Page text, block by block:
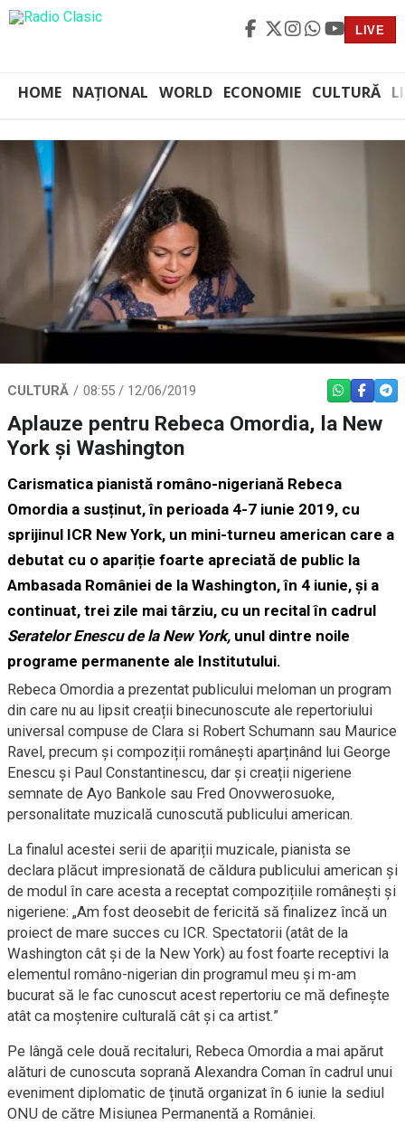
LIVE
HOME NAȚIONAL WORLD ECONOMIE CULTURĂ
CULTURĂ 08:55 / 12/06/2019 WHATSAPP
Aplauze pentru Rebeca Omordia, la New
York și Washington
Carismatica pianistă româno-nigeriană Rebeca
Omordia a susținut, în perioada 4-7 iunie 2019, cu
sprijinul ICR New York, un mini-turneu american care a
debutat cu o apariție foarte apreciată de public la
Ambasada României de la Washington, în 4 iunie, și a
continuat, trei zile mai târziu, cu un recital în cadrul
Seratelor Enescu de la New York, unul dintre noile
programe permanente ale Institutului.
Rebeca Omordia a prezentat publicului meloman un program
din care nu au lipsit creații binecunoscute ale repertoriului
universal compuse de Clara si Robert Schumann sau Maurice
Ravel, precum și compoziții românești aparținând lui George
Enescu și Paul Constantinescu, dar și creații nigeriene
semnate de Ayo Bankole sau Fred Onovwerosuoke,
personalitate muzicală cunoscută publicului american.
La finalul acestei serii de apariții muzicale, pianista se
declara plăcut impresionată de căldura publicului american și
de modul în care acesta a receptat compozițiile românești și
nigeriene: „Am fost deosebit de fericită să finalizez încă un
proiect de mare succes cu ICR. Spectatorii (atât de la
Washington cât și de la New York) au fost foarte receptivi la
elementul româno-nigerian din programul meu și m-am
bucurat să le fac cunoscut acest repertoriu ce mă definește
atât ca moștenire culturală cât și ca artist.”
Pe lângă cele două recitaluri, Rebeca Omordia a mai apărut
alături de cunoscuta soprană Alexandra Coman în cadrul unui
eveniment diplomatic de ținută organizat în 6 iunie la sediul
ONU de către Misiunea Permanentă a României.